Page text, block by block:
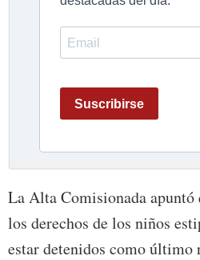
La Alta Comisionada apuntó
los derechos de los niños
estar detenidos como último